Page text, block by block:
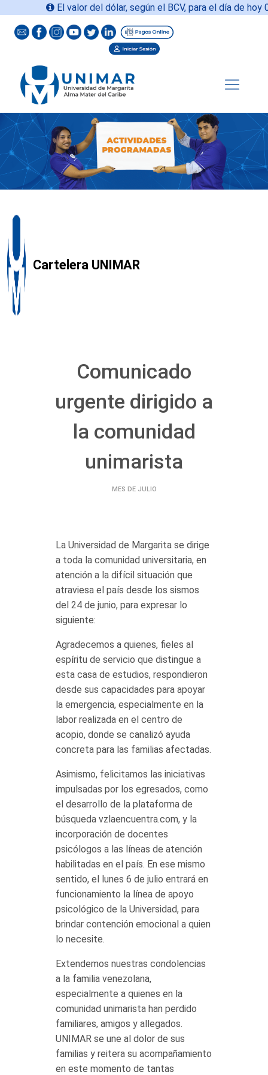
El valor del dólar, según el BCV, para el día de hoy06-
Cartelera UNIMAR
Comunicado
urgente dirigido a
la comunidad
unimarista
MES DE JULIO
La Universidad de Margarita se dirige
a toda la comunidad universitaria, en
atención a la difícil situación que
atraviesa el país desde los sismos
del 24 de junio, para expresar lo
siguiente:
Agradecemos a quienes, fieles al
espíritu de servicio que distingue a
esta casa de estudios, respondieron
desde sus capacidades para apoyar
la emergencia, especialmente en la
labor realizada en el centro de
acopio, donde se canalizó ayuda
concreta para las familias afectadas.
Asimismo, felicitamos las iniciativas
impulsadas por los egresados, como
el desarrollo de la plataforma de
búsqueda vzlaencuentra.com, y la
incorporación de docentes
psicólogos a las líneas de atención
habilitadas en el país. En ese mismo
sentido, el lunes 6 de julio entrará en
funcionamiento la línea de apoyo
psicológico de la Universidad, para
brindar contención emocional a quien
lo necesite.
Extendemos nuestras condolencias
a la familia venezolana,
especialmente a quienes en la
comunidad unimarista han perdido
familiares, amigos y allegados.
UNIMAR se une al dolor de sus
familias y reitera su acompañamiento
en este momento de tantas